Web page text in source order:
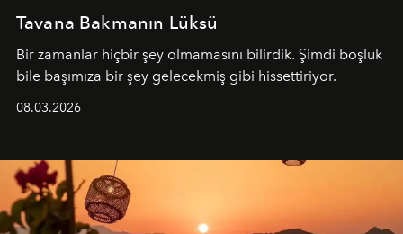
Tavana Bakmanın Lüksü
Bir zamanlar hiçbir şey olmamasını bilirdik. Şimdi boşluk
bile başımıza bir şey gelecekmiş gibi hissettiriyor.
08.03.2026